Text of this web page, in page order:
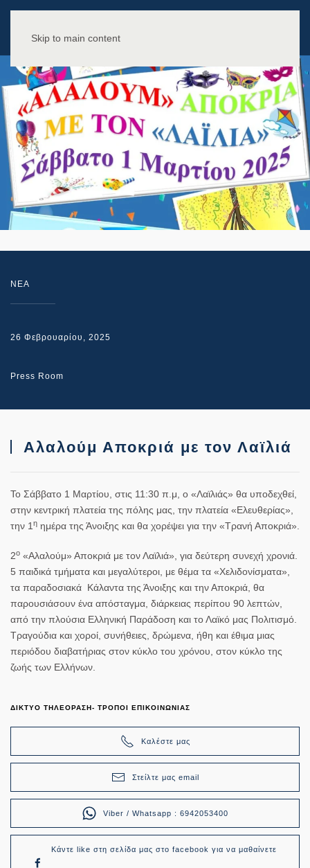
Skip to main content
NEA
26 Φεβρουαρίου, 2025
Press Room
Αλαλούμ Αποκριά με τον Λαϊλιά
Το Σάββατο 1 Μαρτίου, στις 11:30 π.μ, ο «Λαϊλιάς» θα υποδεχθεί,
στην κεντρική πλατεία της πόλης μας, την πλατεία «Ελευθερίας»,
την 1 η ημέρα της Άνοιξης και θα χορέψει για την «Τρανή Αποκριά».
2ο «Αλαλούμ» Αποκριά με τον Λαϊλιά», για δεύτερη συνεχή χρονιά.
5 παιδικά τμήματα και μεγαλύτεροι, με θέμα τα «Χελιδονίσματα»,
τα παραδοσιακά Κάλαντα της Άνοιξης και την Αποκριά, θα
παρουσιάσουν ένα απόσταγμα, διάρκειας περίπου 90 λεπτών,
από την πλούσια Ελληνική Παράδοση και το Λαϊκό μας Πολιτισμό.
Τραγούδια και χοροί, συνήθειες, δρώμενα, ήθη και έθιμα μιας
περιόδου διαβατήριας στον κύκλο του χρόνου, στον κύκλο της
ζωής των Ελλήνων.
ΔΙΚΤΥΟ ΤΗΛΕΟΡΑΣΗ- ΤΡΟΠΟΙ ΕΠΙΚΟΙΝΩΝΙΑΣ
Καλέστε μας
Στείλτε μας email
Viber / Whatsapp : 6942053400
Κάντε like στη σελίδα μας στο facebook για να μαθαίνετε